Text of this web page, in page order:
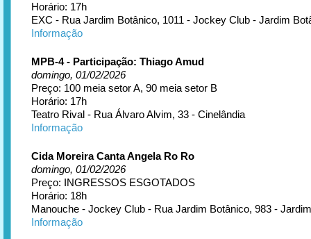
Horário: 17h
EXC - Rua Jardim Botânico, 1011 - Jockey Club - Jardim
Informação
MPB-4 - Participação: Thiago Amud
domingo, 01/02/2026
Preço: 100 meia setor A, 90 meia setor B
Horário: 17h
Teatro Rival - Rua Álvaro Alvim, 33 - Cinelândia
Informação
Cida Moreira Canta Angela Ro Ro
domingo, 01/02/2026
Preço: INGRESSOS ESGOTADOS
Horário: 18h
Manouche - Jockey Club - Rua Jardim Botânico, 983 -
Informação